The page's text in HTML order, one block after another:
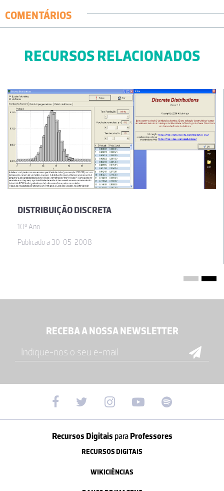
COMENTÁRIOS
RECURSOS RELACIONADOS
DISTRIBUIÇÃO DISCRETA
10º Ano
Publicado a 30-05-2008
RECEBA A NOSSA NEWSLETTER
Recursos Digitais paraProfessores
RECURSOS DIGITAIS
WIKICIÊNCIAS